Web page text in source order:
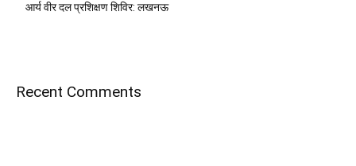
आर्य वीर दल प्रशिक्षण शिविर: लखनऊ
Recent Comments